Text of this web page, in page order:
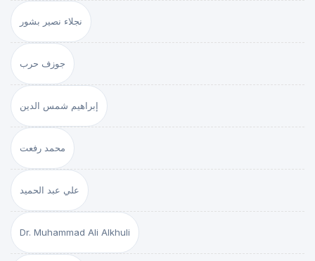
نجلاء نصير بشور
جوزف حرب
إبراهيم شمس الدين
محمد رفعت
علي عبد الحميد
Dr. Muhammad Ali Alkhuli